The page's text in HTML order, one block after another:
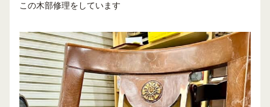
この木部修理をしています